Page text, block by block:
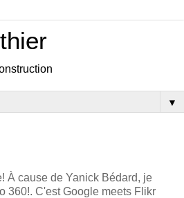
▼
À cause de Yanick Bédard, je
360!. C'est Google meets Flikr